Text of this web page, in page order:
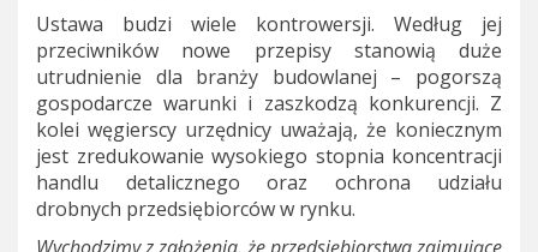
Ustawa budzi wiele kontrowersji. Według jej
przeciwników nowe przepisy stanowią duże
utrudnienie dla branży budowlanej – pogorszą
gospodarcze warunki i zaszkodzą konkurencji. Z
kolei węgierscy urzędnicy uważają, że koniecznym
jest zredukowanie wysokiego stopnia koncentracji
handlu detalicznego oraz ochrona udziału
drobnych przedsiębiorców w rynku.